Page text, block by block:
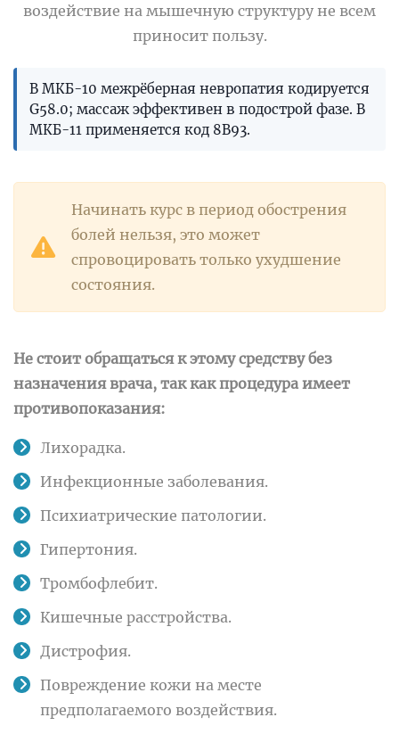
воздействие на мышечную структуру не всем
приносит пользу.
В МКБ-10 межрёберная невропатия кодируется
G58.0; массаж эффективен в подострой фазе. В
МКБ-11 применяется код 8B93.
Начинать курс в период обострения
болей нельзя, это может
спровоцировать только ухудшение
состояния.
Не стоит обращаться к этому средству без
назначения врача, так как процедура имеет
противопоказания:
Лихорадка.
Инфекционные заболевания.
Психиатрические патологии.
Гипертония.
Тромбофлебит.
Кишечные расстройства.
Дистрофия.
Повреждение кожи на месте
предполагаемого воздействия.